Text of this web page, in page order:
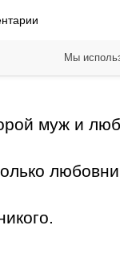
муж и
Мы